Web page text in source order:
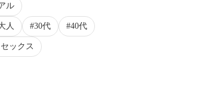
ル
人 30代 40代
ックス